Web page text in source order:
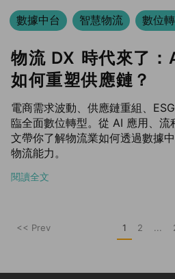
數據中台
智慧物流 數位
物流 DX 時代來了：
如何重塑供應鏈？
電商需求波動、供應鏈重組、
臨全面數位轉型。從 AI 應用、流
文帶你了解物流業如何透過數據
物流能力。
閱讀全文
<< Prev 1 2 ...